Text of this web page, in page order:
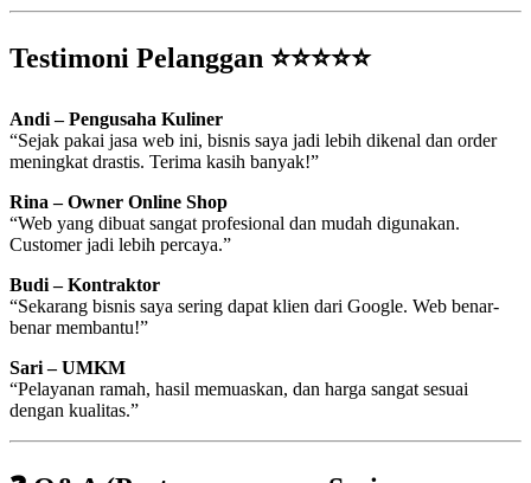
Testimoni Pelanggan ⭐⭐⭐⭐⭐
Andi – Pengusaha Kuliner
“Sejak pakai jasa web ini, bisnis saya jadi lebih dikenal dan order
meningkat drastis. Terima kasih banyak!”
Rina – Owner Online Shop
“Web yang dibuat sangat profesional dan mudah digunakan.
Customer jadi lebih percaya.”
Budi – Kontraktor
“Sekarang bisnis saya sering dapat klien dari Google. Web benar-
benar membantu!”
Sari – UMKM
“Pelayanan ramah, hasil memuaskan, dan harga sangat sesuai
dengan kualitas.”